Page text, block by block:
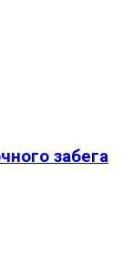
забега